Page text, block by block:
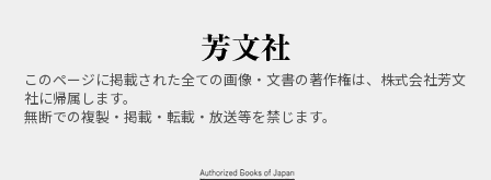
このページに掲載された全ての画像・文書の著作権は、株式会社芳文
社に帰属します。
無断での複製・掲載・転載・放送等を禁じます。